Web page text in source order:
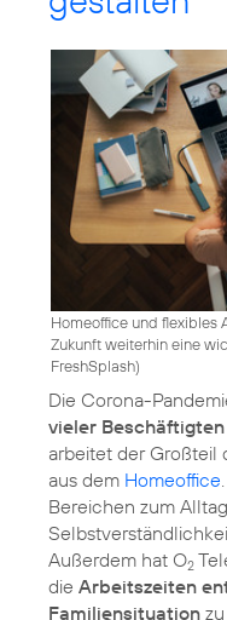
Homeoffice und flexibles
Zukunft weiterhin eine
FreshSplash)
Die Corona-
vieler
arbeitet der Großteil
aus dem Homeoffice
Bereichen zum
Außerdem hat O2
die Arbeitszeiten
Familiensituation